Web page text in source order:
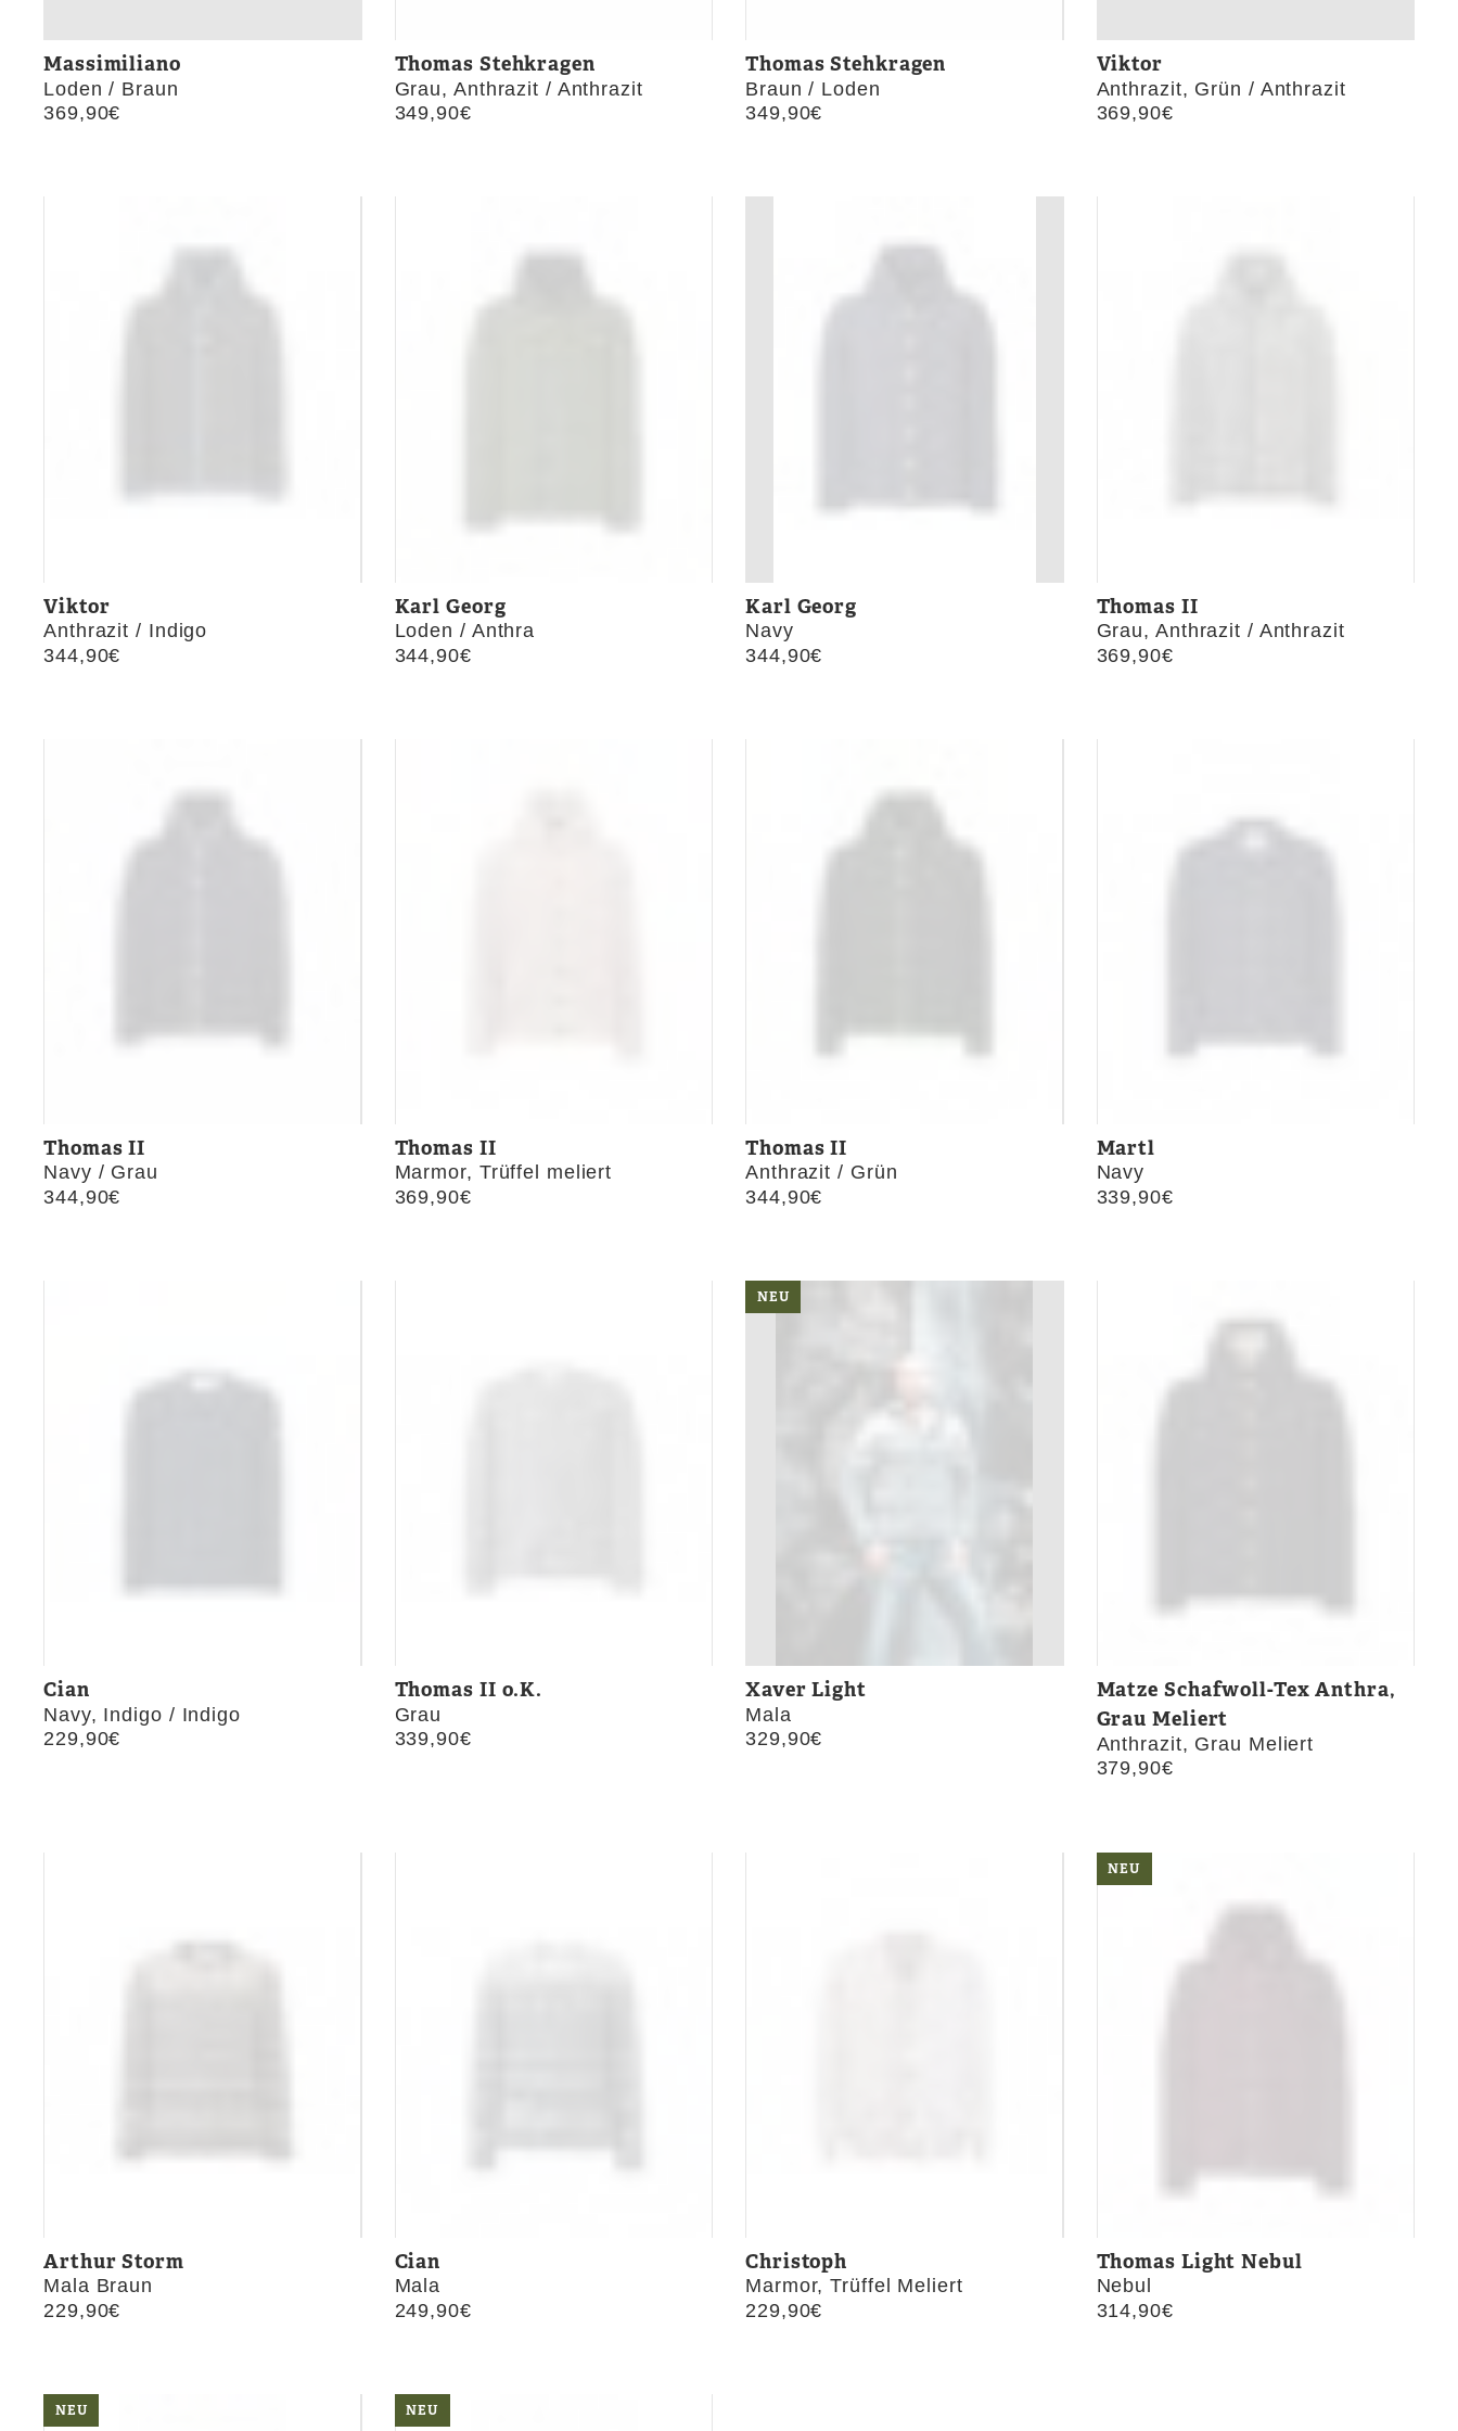
Massimiliano
Loden / Braun
369,90€
Thomas Stehkragen
Grau, Anthrazit / Anthrazit
349,90€
Thomas Stehkragen
Braun / Loden
349,90€
Viktor
Anthrazit, Grün / Anthrazit
369,90€
Viktor
Anthrazit / Indigo
344,90€
Karl Georg
Loden / Anthra
344,90€
Karl Georg
Navy
344,90€
Thomas II
Grau, Anthrazit / Anthrazit
369,90€
Thomas II
Navy / Grau
344,90€
Thomas II
Marmor, Trüffel meliert
369,90€
Thomas II
Anthrazit / Grün
344,90€
Martl
Navy
339,90€
Cian
Navy, Indigo / Indigo
229,90€
Thomas II o.K.
Grau
339,90€
NEU
Xaver Light
Mala
329,90€
Matze Schafwoll-Tex Anthra,
Grau Meliert
Anthrazit, Grau Meliert
379,90€
Arthur Storm
Mala Braun
229,90€
Cian
Mala
249,90€
Christoph
Marmor, Trüffel Meliert
229,90€
NEU
Thomas Light Nebul
Nebul
314,90€
NEU NEU